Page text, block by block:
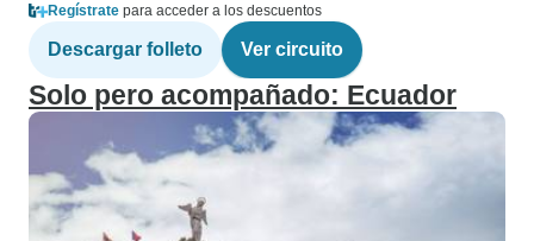
Regístrate para acceder a los descuentos
Descargar folleto Ver circuito
Solo pero acompañado: Ecuador